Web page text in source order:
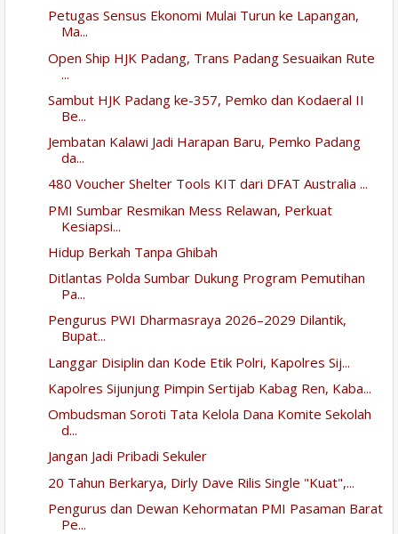
Petugas Sensus Ekonomi Mulai Turun ke Lapangan,
Ma...
Open Ship HJK Padang, Trans Padang Sesuaikan Rute
...
Sambut HJK Padang ke-357, Pemko dan Kodaeral II
Be...
Jembatan Kalawi Jadi Harapan Baru, Pemko Padang
da...
480 Voucher Shelter Tools KIT dari DFAT Australia ...
PMI Sumbar Resmikan Mess Relawan, Perkuat
Kesiapsi...
Hidup Berkah Tanpa Ghibah
Ditlantas Polda Sumbar Dukung Program Pemutihan
Pa...
Pengurus PWI Dharmasraya 2026–2029 Dilantik,
Bupat...
Langgar Disiplin dan Kode Etik Polri, Kapolres Sij...
Kapolres Sijunjung Pimpin Sertijab Kabag Ren, Kaba...
Ombudsman Soroti Tata Kelola Dana Komite Sekolah
d...
Jangan Jadi Pribadi Sekuler
20 Tahun Berkarya, Dirly Dave Rilis Single "Kuat",...
Pengurus dan Dewan Kehormatan PMI Pasaman Barat
Pe...